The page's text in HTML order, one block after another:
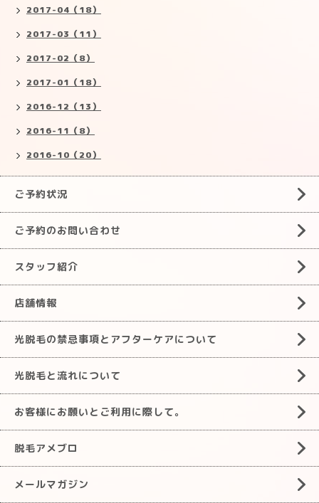
2017-04（18）
2017-03（11）
2017-02（8）
2017-01（18）
2016-12（13）
2016-11（8）
2016-10（20）
ご予約状況
ご予約のお問い合わせ
スタッフ紹介
店舗情報
光脱毛の禁忌事項とアフターケアについて
光脱毛と流れについて
お客様にお願いとご利用に際して。
脱毛アメブロ
メールマガジン